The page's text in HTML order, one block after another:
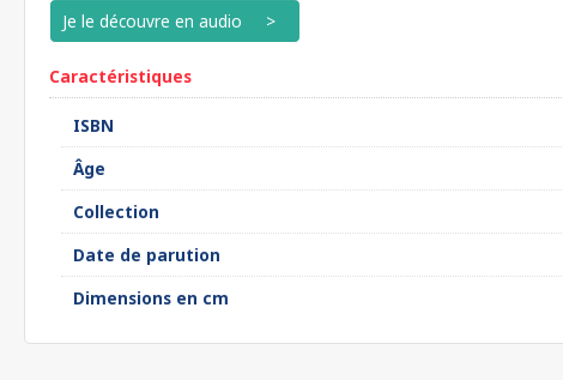
Je le découvre en audio
Caractéristiques
ISBN
Âge
Collection
Date de parution
Dimensions en cm